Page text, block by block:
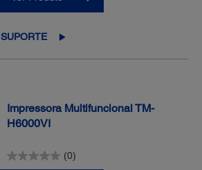
SUPORTE
Impressora Multifuncional TM-
H6000VI
(0)